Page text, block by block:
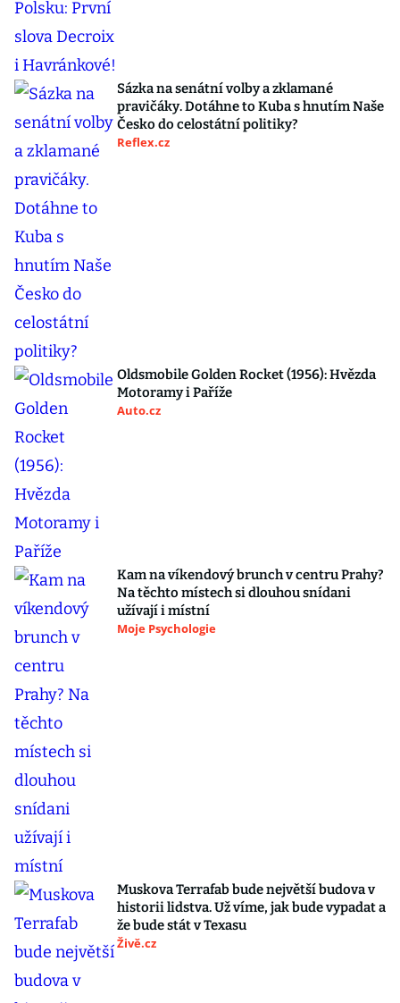
Sázka na senátní volby a zklamané
pravičáky. Dotáhne to Kuba s hnutím Naše
Česko do celostátní politiky?
Reflex.cz
Oldsmobile Golden Rocket (1956): Hvězda
Motoramy i Paříže
Auto.cz
Kam na víkendový brunch v centru Prahy?
Na těchto místech si dlouhou snídani
užívají i místní
Moje Psychologie
Muskova Terrafab bude největší budova v
historii lidstva. Už víme, jak bude vypadat a
že bude stát v Texasu
Živě.cz